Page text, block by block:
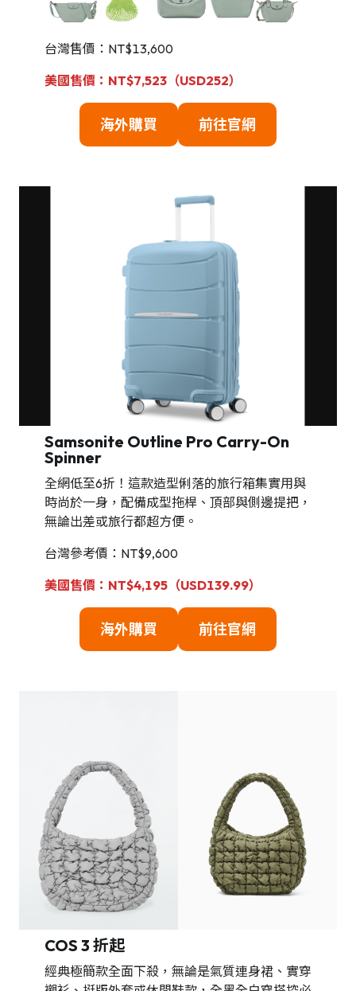
台灣售價：NT$13,600
美國售價：NT$7,523（USD252）
海外購買 前往官網
Samsonite Outline Pro Carry-On
Spinner
全網低至6折！這款造型俐落的旅行箱集實用與
時尚於一身，配備成型拖桿、頂部與側邊提把，
無論出差或旅行都超方便。
台灣參考價：NT$9,600
美國售價：NT$4,195（USD139.99）
海外購買 前往官網
COS 3 折起
經典極簡款全面下殺，無論是氣質連身裙、實穿